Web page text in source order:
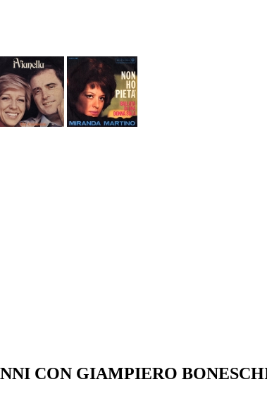
CON GIAMPIERO